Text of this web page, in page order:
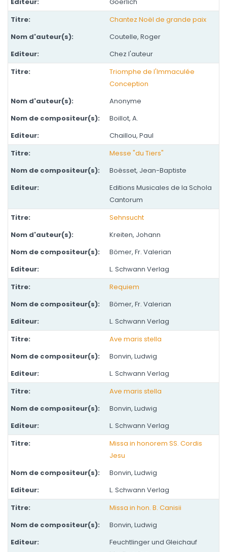
Chantez Noël de grande paix
Coutelle, Roger
Chez l'auteur
Triomphe de l'Immaculée
Conception
Anonyme
Boillot, A.
Chaillou, Paul
Messe "du Tiers"
Boësset, Jean-Baptiste
Editions Musicales de la Schola
Cantorum
Sehnsucht
Kreiten, Johann
Bömer, Fr. Valerian
L. Schwann Verlag
Requiem
Bömer, Fr. Valerian
L. Schwann Verlag
Ave maris stella
Bonvin, Ludwig
L. Schwann Verlag
Ave maris stella
Bonvin, Ludwig
L. Schwann Verlag
Missa in honorem SS. Cordis
Jesu
Bonvin, Ludwig
L. Schwann Verlag
Missa in hon. B. Canisii
Bonvin, Ludwig
Feuchtlinger und Gleichauf